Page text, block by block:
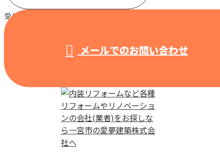
受付 / 8:00～18:00 【営業電話固くお断り】
メールでのお問い合わせ